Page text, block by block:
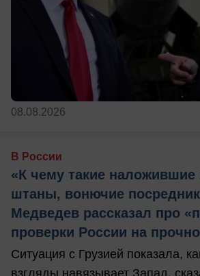
08.08.2026
В России
«К чему такие
штаны, вонючие
Медведев рассказал про
проверки России на
Ситуация с Грузией показала,
взгляды навязывает Запад,